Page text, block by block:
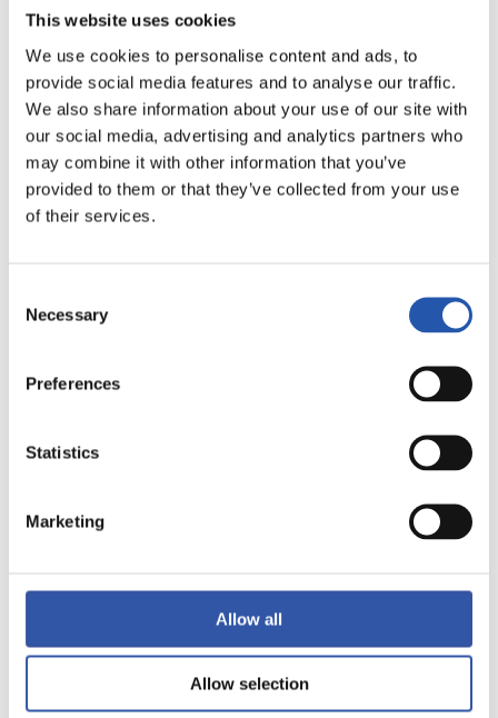
This website uses cookies
We use cookies to personalise content and ads, to
provide social media features and to analyse our traffic.
We also share information about your use of our site with
our social media, advertising and analytics partners who
may combine it with other information that you’ve
provided to them or that they’ve collected from your use
of their services.
Selection
Necessary
Preferences
Statistics
Marketing
Allow all
Allow selection